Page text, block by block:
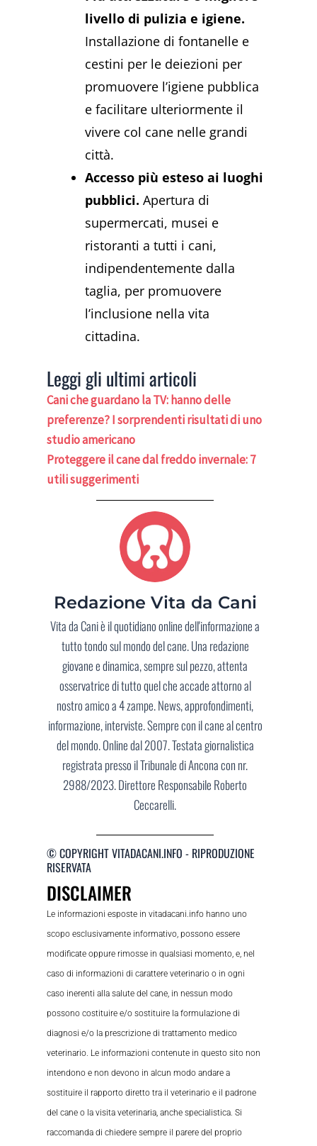
livello di pulizia e igiene.
Installazione di fontanelle e
cestini per le deiezioni per
promuovere l’igiene pubblica
e facilitare ulteriormente il
vivere col cane nelle grandi
città.
Accesso più esteso ai luoghi
pubblici. Apertura di
supermercati, musei e
ristoranti a tutti i cani,
indipendentemente dalla
taglia, per promuovere
l’inclusione nella vita
cittadina.
Leggi gli ultimi articoli
Cani che guardano la TV: hanno delle
preferenze? I sorprendenti risultati di uno
studio americano
Proteggere il cane dal freddo invernale: 7
utili suggerimenti
Redazione Vita da Cani
Vita da Cani è il quotidiano online dell'informazione a
tutto tondo sul mondo del cane. Una redazione
giovane e dinamica, sempre sul pezzo, attenta
osservatrice di tutto quel che accade attorno al
nostro amico a 4 zampe. News, approfondimenti,
informazione, interviste. Sempre con il cane al centro
del mondo. Online dal 2007. Testata giornalistica
registrata presso il Tribunale di Ancona con nr.
2988/2023. Direttore Responsabile Roberto
Ceccarelli.
© COPYRIGHT VITADACANI.INFO - RIPRODUZIONE
RISERVATA
DISCLAIMER
Le informazioni esposte in vitadacani.info hanno uno
scopo esclusivamente informativo, possono essere
modificate oppure rimosse in qualsiasi momento, e, nel
caso di informazioni di carattere veterinario o in ogni
caso inerenti alla salute del cane, in nessun modo
possono costituire e/o sostituire la formulazione di
diagnosi e/o la prescrizione di trattamento medico
veterinario. Le informazioni contenute in questo sito non
intendono e non devono in alcun modo andare a
sostituire il rapporto diretto tra il veterinario e il padrone
del cane o la visita veterinaria, anche specialistica. Si
raccomanda di chiedere sempre il parere del proprio